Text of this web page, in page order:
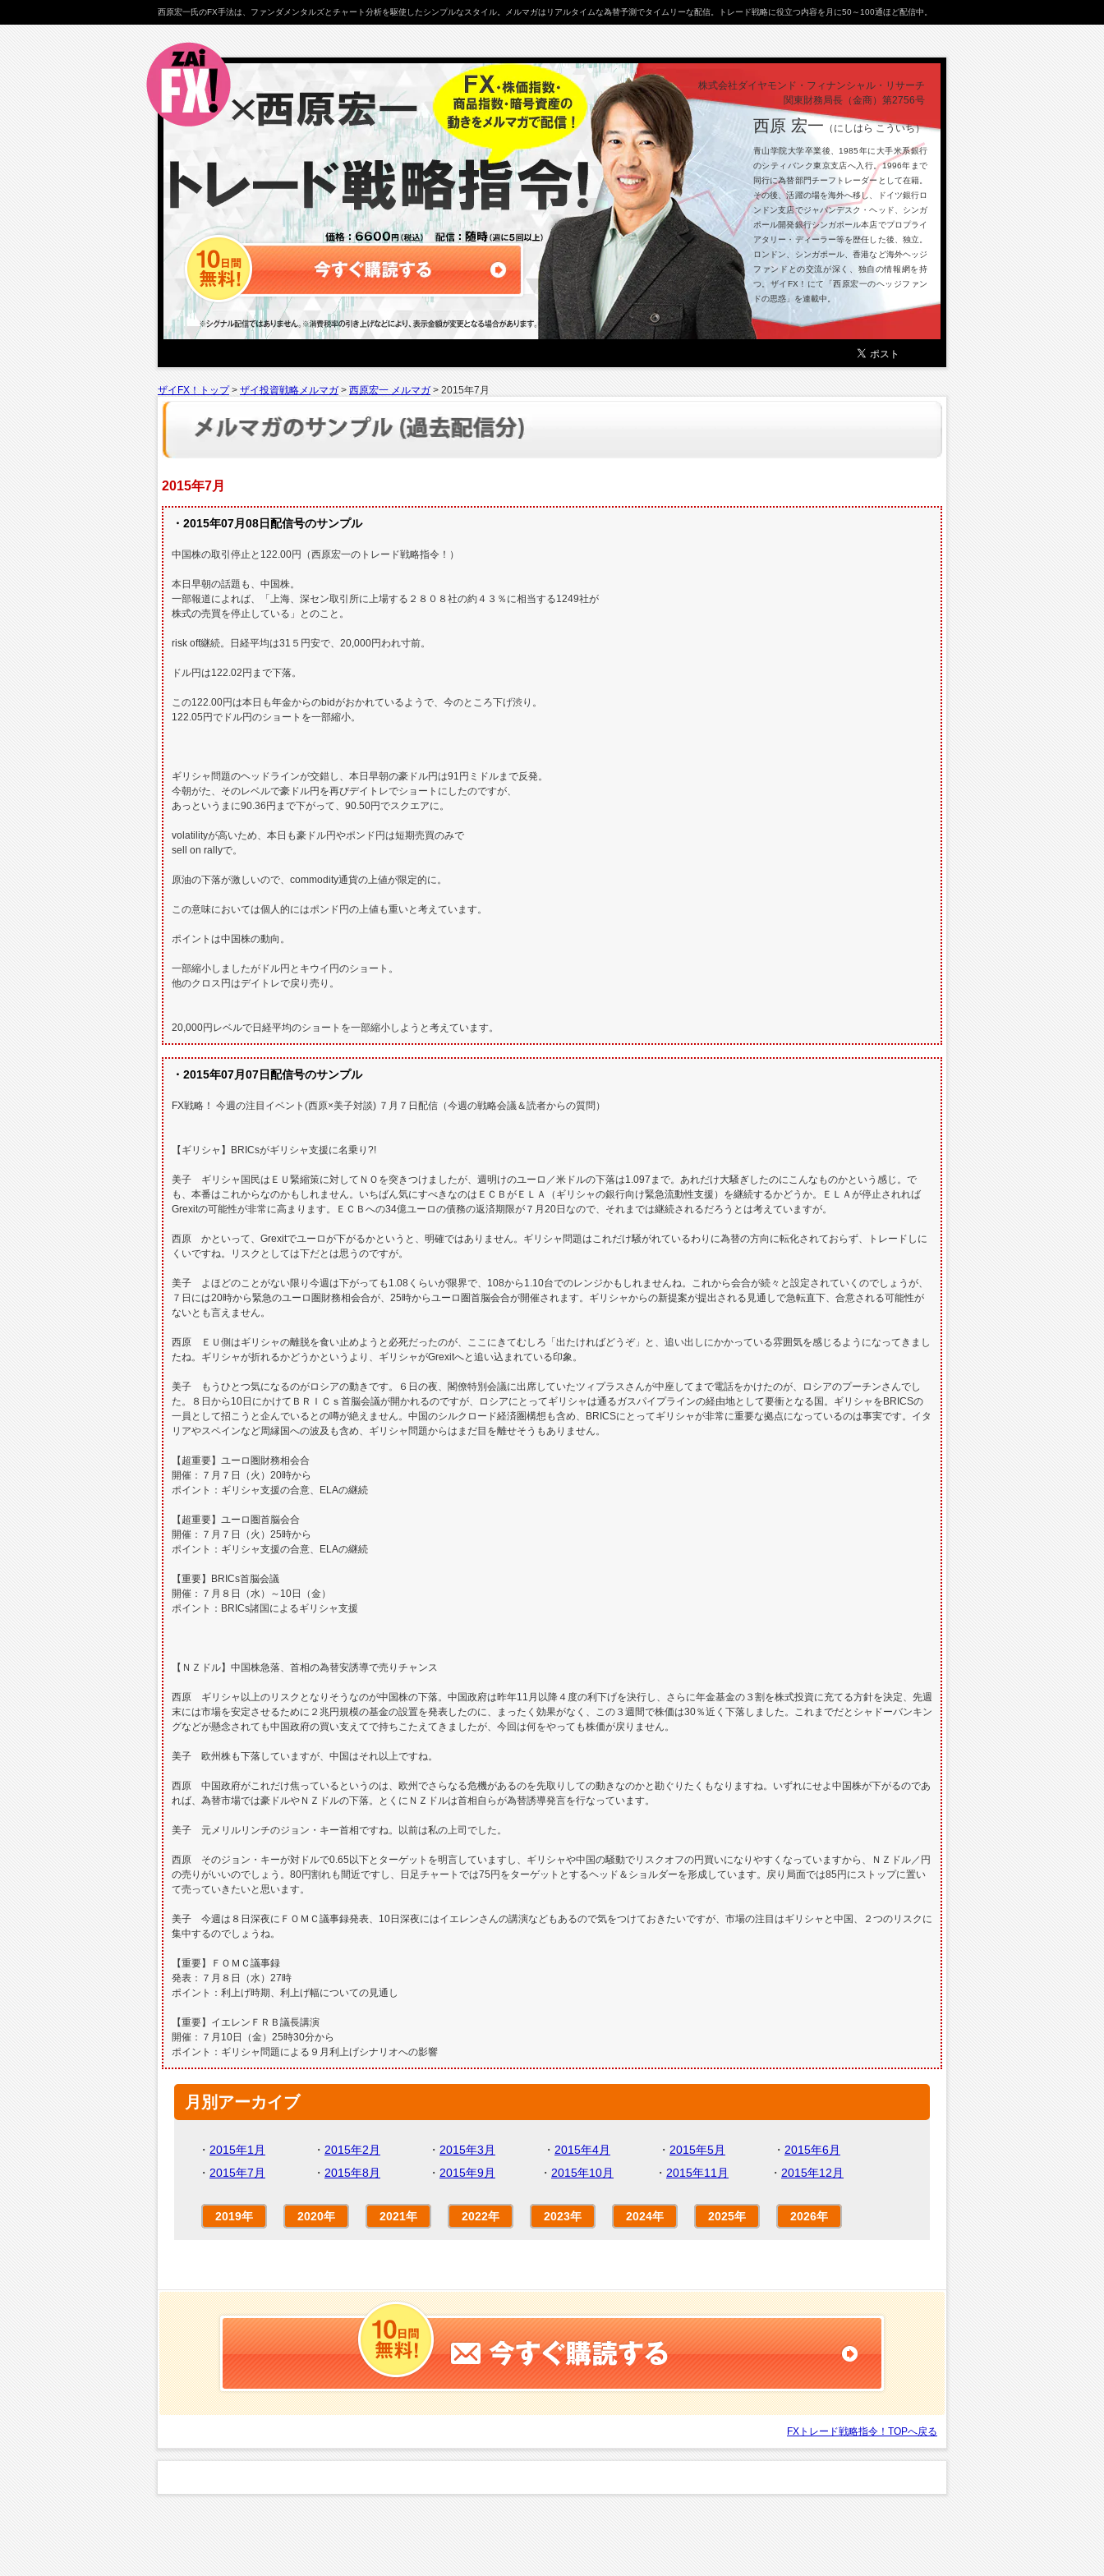
西原宏一氏のFX手法は、ファンダメンタルズとチャート分析を駆使したシンプルなスタイル。メルマガはリアルタイムな為替予測でタイムリーな配信。トレード戦略に役立つ内容を月に50～100通ほど配信中。
株式会社ダイヤモンド・フィナンシャル・リサーチ
関東財務局長（金商）第2756号
西原 宏一 （にしはら こういち）
青山学院大学卒業後、1985年に大手米系銀行
のシティバンク東京支店へ入行。1996年まで
同行に為替部門チーフトレーダーとして在籍。
その後、活躍の場を海外へ移し、ドイツ銀行ロ
ンドン支店でジャパンデスク・ヘッド、シンガ
ポール開発銀行シンガポール本店でプロプライ
アタリー・ディーラー等を歴任した後、独立。
ロンドン、シンガポール、香港など海外ヘッジ
ファンドとの交流が深く、独自の情報網を持
つ。ザイFX！にて「西原宏一のヘッジファン
ドの思惑」を連載中。
ザイFX！トップ> ザイ投資戦略メルマガ > 西原宏一 メルマガ > 2015年7月
2015年7月
・2015年07月08日配信号のサンプル
中国株の取引停止と122.00円（西原宏一のトレード戦略指令！）
本日早朝の話題も、中国株。
一部報道によれば、「上海、深セン取引所に上場する２８０８社の約４３％に相当する1249社が
株式の売買を停止している」とのこと。
risk off継続。日経平均は31５円安で、20,000円われ寸前。
ドル円は122.02円まで下落。
この122.00円は本日も年金からのbidがおかれているようで、今のところ下げ渋り。
122.05円でドル円のショートを一部縮小。
ギリシャ問題のヘッドラインが交錯し、本日早朝の豪ドル円は91円ミドルまで反発。
今朝がた、そのレベルで豪ドル円を再びデイトレでショートにしたのですが、
あっというまに90.36円まで下がって、90.50円でスクエアに。
volatilityが高いため、本日も豪ドル円やポンド円は短期売買のみで
sell on rallyで。
原油の下落が激しいので、commodity通貨の上値が限定的に。
この意味においては個人的にはポンド円の上値も重いと考えています。
ポイントは中国株の動向。
一部縮小しましたがドル円とキウイ円のショート。
他のクロス円はデイトレで戻り売り。
20,000円レベルで日経平均のショートを一部縮小しようと考えています。
・2015年07月07日配信号のサンプル
FX戦略！ 今週の注目イベント(西原×美子対談) ７月７日配信（今週の戦略会議＆読者からの質問）
【ギリシャ】BRICsがギリシャ支援に名乗り?!
美子 ギリシャ国民はＥＵ緊縮策に対してＮＯを突きつけましたが、週明けのユーロ／米ドルの下落は1.097まで。あれだけ大騒ぎしたのにこんなものかという感じ。で
も、本番はこれからなのかもしれません。いちばん気にすべきなのはＥＣＢがＥＬＡ（ギリシャの銀行向け緊急流動性支援）を継続するかどうか。ＥＬＡが停止されれば
Grexitの可能性が非常に高まります。ＥＣＢへの34億ユーロの債務の返済期限が７月20日なので、それまでは継続されるだろうとは考えていますが。
西原 かといって、Grexitでユーロが下がるかというと、明確ではありません。ギリシャ問題はこれだけ騒がれているわりに為替の方向に転化されておらず、トレードしに
くいですね。リスクとしては下だとは思うのですが。
美子 よほどのことがない限り今週は下がっても1.08くらいが限界で、108から1.10台でのレンジかもしれませんね。これから会合が続々と設定されていくのでしょうが、
７日には20時から緊急のユーロ圏財務相会合が、25時からユーロ圏首脳会合が開催されます。ギリシャからの新提案が提出される見通しで急転直下、合意される可能性が
ないとも言えません。
西原 ＥＵ側はギリシャの離脱を食い止めようと必死だったのが、ここにきてむしろ「出たければどうぞ」と、追い出しにかかっている雰囲気を感じるようになってきまし
たね。ギリシャが折れるかどうかというより、ギリシャがGrexitへと追い込まれている印象。
美子 もうひとつ気になるのがロシアの動きです。６日の夜、閣僚特別会議に出席していたツィプラスさんが中座してまで電話をかけたのが、ロシアのプーチンさんでし
た。８日から10日にかけてＢＲＩＣｓ首脳会議が開かれるのですが、ロシアにとってギリシャは通るガスパイプラインの経由地として要衝となる国。ギリシャをBRICSの
一員として招こうと企んでいるとの噂が絶えません。中国のシルクロード経済圏構想も含め、BRICSにとってギリシャが非常に重要な拠点になっているのは事実です。イタ
リアやスペインなど周縁国への波及も含め、ギリシャ問題からはまだ目を離せそうもありません。
【超重要】ユーロ圏財務相会合
開催：７月７日（火）20時から
ポイント：ギリシャ支援の合意、ELAの継続
【超重要】ユーロ圏首脳会合
開催：７月７日（火）25時から
ポイント：ギリシャ支援の合意、ELAの継続
【重要】BRICs首脳会議
開催：７月８日（水）～10日（金）
ポイント：BRICs諸国によるギリシャ支援
【ＮＺドル】中国株急落、首相の為替安誘導で売りチャンス
西原 ギリシャ以上のリスクとなりそうなのが中国株の下落。中国政府は昨年11月以降４度の利下げを決行し、さらに年金基金の３割を株式投資に充てる方針を決定、先週
末には市場を安定させるために２兆円規模の基金の設置を発表したのに、まったく効果がなく、この３週間で株価は30％近く下落しました。これまでだとシャドーバンキン
グなどが懸念されても中国政府の買い支えてで持ちこたえてきましたが、今回は何をやっても株価が戻りません。
美子 欧州株も下落していますが、中国はそれ以上ですね。
西原 中国政府がこれだけ焦っているというのは、欧州でさらなる危機があるのを先取りしての動きなのかと勘ぐりたくもなりますね。いずれにせよ中国株が下がるのであ
れば、為替市場では豪ドルやＮＺドルの下落。とくにＮＺドルは首相自らが為替誘導発言を行なっています。
美子 元メリルリンチのジョン・キー首相ですね。以前は私の上司でした。
西原 そのジョン・キーが対ドルで0.65以下とターゲットを明言していますし、ギリシャや中国の騒動でリスクオフの円買いになりやすくなっていますから、ＮＺドル／円
の売りがいいのでしょう。80円割れも間近ですし、日足チャートでは75円をターゲットとするヘッド＆ショルダーを形成しています。戻り局面では85円にストップに置い
て売っていきたいと思います。
美子 今週は８日深夜にＦＯＭＣ議事録発表、10日深夜にはイエレンさんの講演などもあるので気をつけておきたいですが、市場の注目はギリシャと中国、２つのリスクに
集中するのでしょうね。
【重要】ＦＯＭＣ議事録
発表：７月８日（水）27時
ポイント：利上げ時期、利上げ幅についての見通し
【重要】イエレンＦＲＢ議長講演
開催：７月10日（金）25時30分から
ポイント：ギリシャ問題による９月利上げシナリオへの影響
月別アーカイブ
・ 2015年1月 ・ 2015年2月 ・ 2015年3月 ・ 2015年4月 ・ 2015年5月 ・ 2015年6月
・ 2015年7月 ・ 2015年8月 ・ 2015年9月 ・ 2015年10月 ・ 2015年11月 ・ 2015年12月
2019年 2020年 2021年 2022年 2023年 2024年 2025年 2026年
FXトレード戦略指令！TOPへ戻る